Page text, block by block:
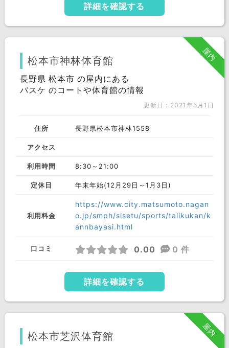
詳細を確認する
屋内
松本市神林体育館
長野県 松本市 の屋内にある
バスケ のコートや体育館の情報
更新日：2021年5月1日
住所 長野県松本市神林1558
アクセス
利用時間 8:30～21:00
定休日 年末年始(12月29日～1月3日)
利用料金
https://www.city.matsumoto.nagan
o.jp/smph/sisetu/sports/taiikukan/k
annbayasi.html
口コミ 0.00 0 件
詳細を確認する
屋内
松本市芝沢体育館